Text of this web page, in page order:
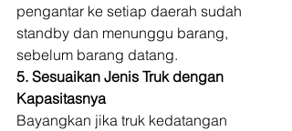
pengantar ke setiap daerah sudah
standby dan menunggu barang,
sebelum barang datang.
5. Sesuaikan Jenis Truk dengan
Kapasitasnya
Bayangkan jika truk kedatangan